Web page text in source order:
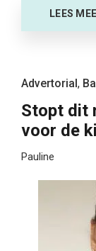
LEES
Advertorial ,
Stopt dit
voor de
Pauline